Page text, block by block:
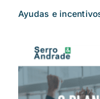
Ayudas e